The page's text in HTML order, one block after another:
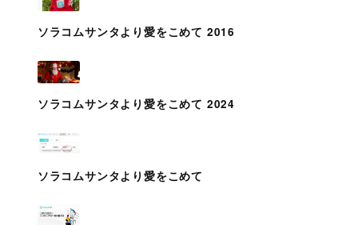
ソラコムサンタより愛をこめて 2016
ソラコムサンタより愛をこめて 2024
ソラコムサンタより愛をこめて